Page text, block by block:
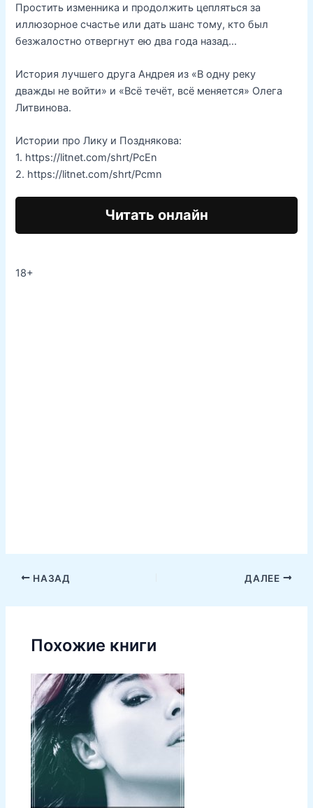
Простить изменника и продолжить цепляться за
иллюзорное счастье или дать шанс тому, кто был
безжалостно отвергнут ею два года назад…
История лучшего друга Андрея из «В одну реку
дважды не войти» и «Всё течёт, всё меняется» Олега
Литвинова.
Истории про Лику и Позднякова:
1. https://litnet.com/shrt/PcEn
2. https://litnet.com/shrt/Pcmn
Читать онлайн
18+
НАЗАД ДАЛЕЕ
Похожие книги